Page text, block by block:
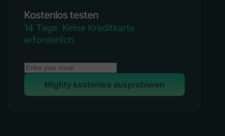
Kostenlos testen
14 Tage. Keine Kreditkarte
erforderlich.
Mighty kostenlos ausprobieren